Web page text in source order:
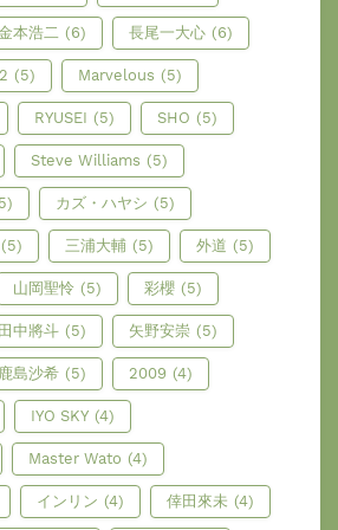
本浩二 (6) 長尾一大心 (6)
(5) Marvelous (5)
RYUSEI (5) SHO (5)
Steve Williams (5)
カズ・ハヤシ (5)
(5) 三浦大輔 (5) 外道 (5)
山岡聖怜 (5) 彩櫻 (5)
田中將斗 (5) 矢野安崇 (5)
鹿島沙希 (5) 2009 (4)
IYO SKY (4)
Master Wato (4)
インリン (4) 倖田來未 (4)